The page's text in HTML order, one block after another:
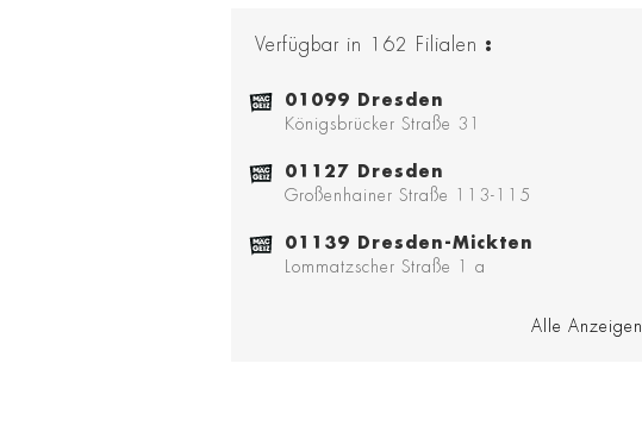
Verfügbar in 162 Filialen :
01099 Dresden
Königsbrücker Straße 31
01127 Dresden
Großenhainer Straße 113-115
01139 Dresden-Mickten
Lommatzscher Straße 1 a
Alle Anzeigen